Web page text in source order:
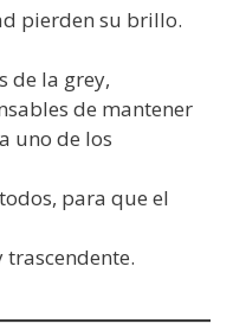
pierden su brillo.
de la grey,
de mantener
uno de los
para que el
trascendente.